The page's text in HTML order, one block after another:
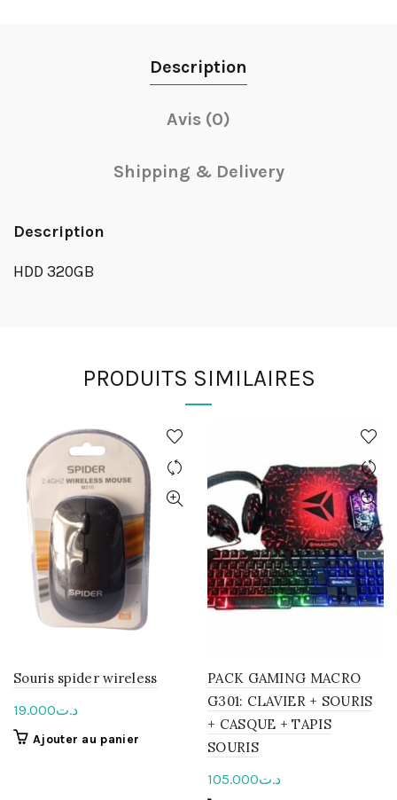
Description
Avis (0)
Shipping & Delivery
Description
HDD 320GB
PRODUITS SIMILAIRES
Souris spider wireless
د.ت19.000
Ajouter au panier
PACK GAMING MACRO
G301: CLAVIER + SOURIS
+ CASQUE + TAPIS
SOURIS
د.ت105.000